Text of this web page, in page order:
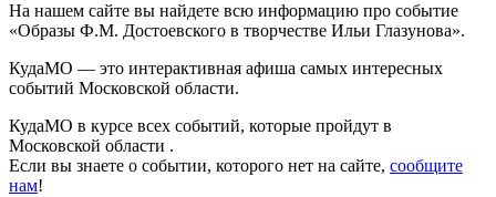
На нашем сайте вы найдете всю информацию про событие
«Образы Ф.М. Достоевского в творчестве Ильи Глазунова».
КудаМО — это интерактивная афиша самых интересных
событий Московской области.
КудаМО в курсе всех событий, которые пройдут в
Московской области .
Если вы знаете о событии, которого нет на сайте, сообщите
нам!